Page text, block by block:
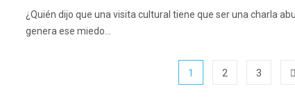
¿Quién dijo que una visita cultural tiene que ser una charla
genera ese miedo…
1 2 3